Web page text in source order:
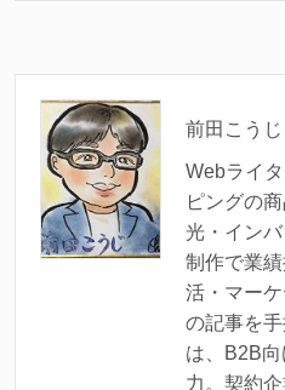
前田こうじ
Webライ
ピングの
光・イン
制作で業
活・マー
の記事を
は、B2B
力。契約